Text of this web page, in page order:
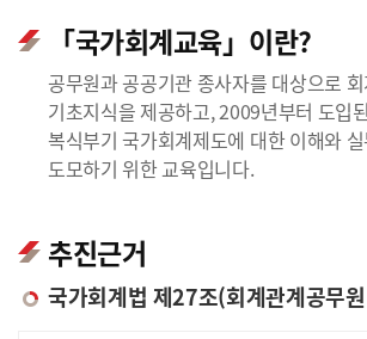
「국가회계교육」이란?
공무원과 공공기관 종사자를 대상으로
기초지식을 제공하고, 2009년부터 도입
복식부기 국가회계제도에 대한 이해와
도모하기 위한 교육입니다.
추진근거
국가회계법 제27조(회계관계공무